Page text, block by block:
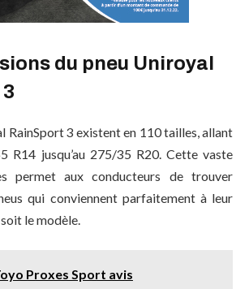
du pneu Uniroyal
RainSport 3 existent en 110 tailles, allant
R14 jusqu’au 275/35 R20. Cette vaste
permet aux conducteurs de trouver
qui conviennent parfaitement à leur
le modèle.
Proxes Sport avis